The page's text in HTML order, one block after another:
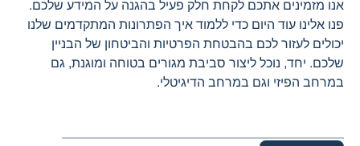
אנו מזמינים אתכם לקחת חלק פעיל בהגנה על המידע שלכם.
פנו אלינו עוד היום כדי ללמוד איך הפתרונות המתקדמים שלנו
יכולים לעזור לכם בהבטחת הפרטיות והביטחון של הבניין
שלכם. יחד, נוכל ליצור סביבת מגורים בטוחה ומוגנת, גם
במרחב הפיזי וגם במרחב הדיגיטלי.